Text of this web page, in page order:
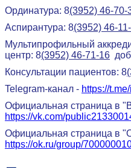
Ординатура: 8(3952) 46-70-
Аспирантура: 8(3952) 46-
Мультипрофильный
центр: 8(3952) 46-71-16
Консультации пациентов: 8
Telegram-канал - https://
Официальная страница в
https://vk.com/
Официальная страница в
https://ok.ru/group/